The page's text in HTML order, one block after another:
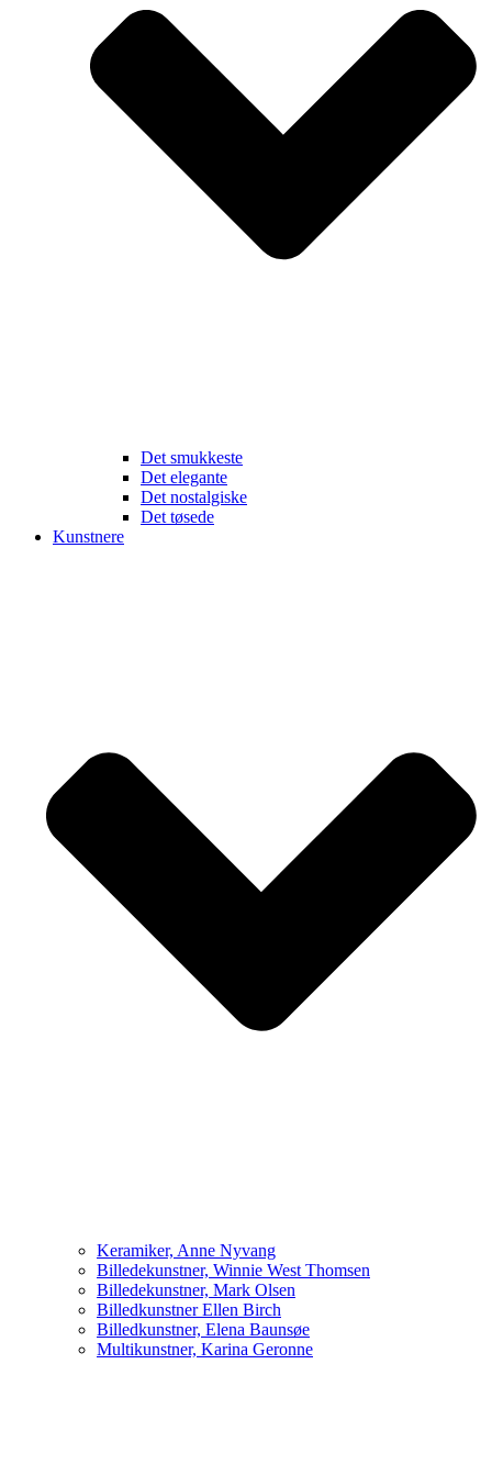
Det smukkeste
Det elegante
Det nostalgiske
Det tøsede
Kunstnere
Keramiker, Anne Nyvang
Billedekunstner, Winnie West Thomsen
Billedekunstner, Mark Olsen
Billedkunstner Ellen Birch
Billedkunstner, Elena Baunsøe
Multikunstner, Karina Geronne